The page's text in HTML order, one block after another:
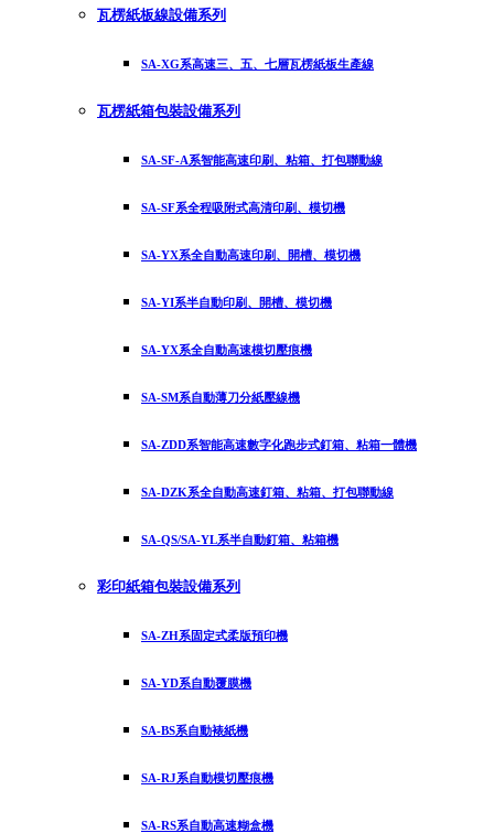
瓦楞紙板線設備系列
SA-XG系高速三、五、七層瓦楞紙板生產線
瓦楞紙箱包裝設備系列
SA-SF-A系智能高速印刷、粘箱、打包聯動線
SA-SF系全程吸附式高清印刷、模切機
SA-YX系全自動高速印刷、開槽、模切機
SA-YI系半自動印刷、開槽、模切機
SA-YX系全自動高速模切壓痕機
SA-SM系自動薄刀分紙壓線機
SA-ZDD系智能高速數字化跑步式釘箱、粘箱一體機
SA-DZK系全自動高速釘箱、粘箱、打包聯動線
SA-QS/SA-YL系半自動釘箱、粘箱機
彩印紙箱包裝設備系列
SA-ZH系固定式柔版預印機
SA-YD系自動覆膜機
SA-BS系自動裱紙機
SA-RJ系自動模切壓痕機
SA-RS系自動高速糊盒機